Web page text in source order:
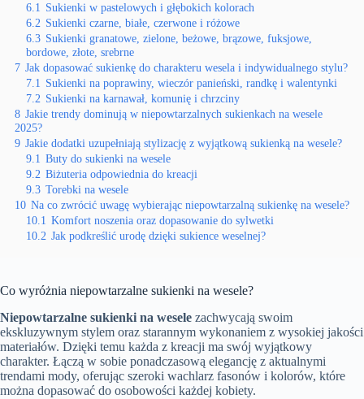
6.1 Sukienki w pastelowych i głębokich kolorach
6.2 Sukienki czarne, białe, czerwone i różowe
6.3 Sukienki granatowe, zielone, beżowe, brązowe, fuksjowe,
bordowe, złote, srebrne
7 Jak dopasować sukienkę do charakteru wesela i indywidualnego stylu?
7.1 Sukienki na poprawiny, wieczór panieński, randkę i walentynki
7.2 Sukienki na karnawał, komunię i chrzciny
8 Jakie trendy dominują w niepowtarzalnych sukienkach na wesele
2025?
9 Jakie dodatki uzupełniają stylizację z wyjątkową sukienką na wesele?
9.1 Buty do sukienki na wesele
9.2 Biżuteria odpowiednia do kreacji
9.3 Torebki na wesele
10 Na co zwrócić uwagę wybierając niepowtarzalną sukienkę na wesele?
10.1 Komfort noszenia oraz dopasowanie do sylwetki
10.2 Jak podkreślić urodę dzięki sukience weselnej?
Co wyróżnia niepowtarzalne sukienki na wesele?
Niepowtarzalne sukienki na wesele zachwycają swoim
ekskluzywnym stylem oraz starannym wykonaniem z wysokiej jakości
materiałów. Dzięki temu każda z kreacji ma swój wyjątkowy
charakter. Łączą w sobie ponadczasową elegancję z aktualnymi
trendami mody, oferując szeroki wachlarz fasonów i kolorów, które
można dopasować do osobowości każdej kobiety.